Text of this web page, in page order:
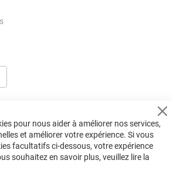
pour nous aider à améliorer nos services,
et améliorer votre expérience. Si vous
facultatifs ci-dessous, votre expérience
souhaitez en savoir plus, veuillez lire la